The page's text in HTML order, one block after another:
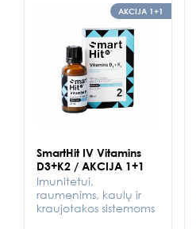
AKCIJA 1+1
SmartHit IV Vitamins
D3+K2 / AKCIJA 1+1
Imunitetui,
raumenims, kaulų ir
kraujotakos sistemoms